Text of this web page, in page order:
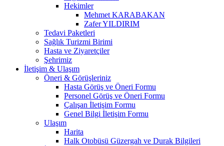
Hekimler
Mehmet KARABAKAN
Zafer YILDIRIM
Tedavi Paketleri
Sağlık Turizmi Birimi
Hasta ve Ziyaretçiler
Şehrimiz
İletişim & Ulaşım
Öneri & Görüşleriniz
Hasta Görüş ve Öneri Formu
Personel Görüş ve Öneri Formu
Çalışan İletişim Formu
Genel Bilgi İletişim Formu
Ulaşım
Harita
Halk Otobüsü Güzergah ve Durak Bilgileri